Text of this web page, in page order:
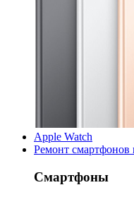
Apple Watch
Ремонт смартфонов
Смартфоны